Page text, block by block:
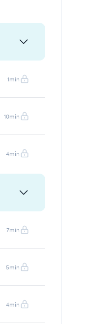
1min
10min
4min
7min
5min
4min